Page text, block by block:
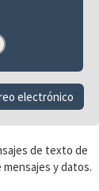
electrónico
de texto de
y datos.